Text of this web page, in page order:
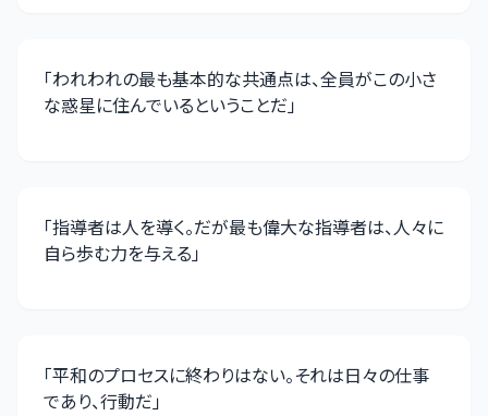
「われわれの最も基本的な共通点は、全員がこの小さ
な惑星に住んでいるということだ」
「指導者は人を導く。だが最も偉大な指導者は、人々に
自ら歩む力を与える」
「平和のプロセスに終わりはない。それは日々の仕事
であり、行動だ」